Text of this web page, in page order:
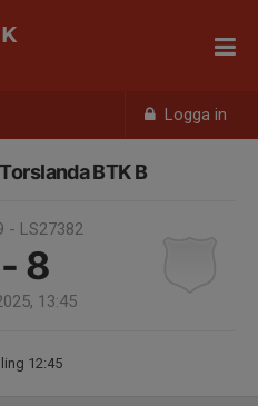
Logga in
BTK B
- LS27382
8
13:45
12:45